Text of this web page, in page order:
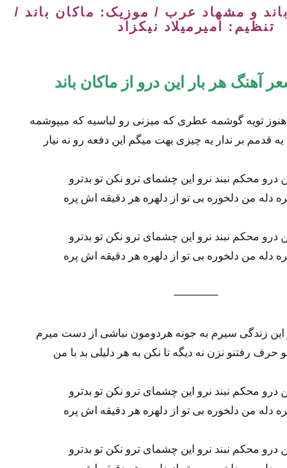
باند و مشهاد عرب / موزیک: ماکان باند /
تنظیم: امیرمیلاد نیکزاد
آهنگ هر بار این درو از ماکان باند
تویه گوشمه عطری که میزنی رو لباسیه که میپوشمه
قدمم بر ندار یه چیزی بهت میگم این دفعه رو نه نیار
درو محکم نبند نرو این چشمای ترو نکن تو بدترو
دله من دلخوره بی تو از دلهره هر دقیقه اش پره
درو محکم نبند نرو این چشمای ترو نکن تو بدترو
دله من دلخوره بی تو از دلهره هر دقیقه اش پره
————
این زندگی سیرم به جونه هردومون نباشی از دست میرم
حرف رفتنو نزن نه دیگه تا نکن به هر دلیلی بد با من
درو محکم نبند نرو این چشمای ترو نکن تو بدترو
دله من دلخوره بی تو از دلهره هر دقیقه اش پره
درو محکم نبند نرو این چشمای ترو نکن تو بدترو